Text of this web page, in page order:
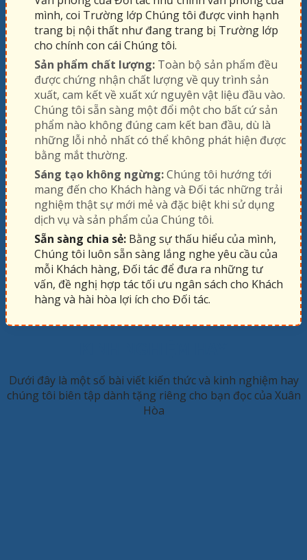
mình, coi Trường lớp Chúng tôi được vinh hạnh
trang bị nội thất như đang trang bị Trường lớp
cho chính con cái Chúng tôi.
Sản phẩm chất lượng: Toàn bộ sản phẩm đều
được chứng nhận chất lượng về quy trình sản
xuất, cam kết về xuất xứ nguyên vật liệu đầu vào.
Chúng tôi sẵn sàng một đổi một cho bất cứ sản
phẩm nào không đúng cam kết ban đầu, dù là
những lỗi nhỏ nhất có thể không phát hiện được
bằng mắt thường.
Sáng tạo không ngừng:Chúng tôi hướng tới
mang đến cho Khách hàng và Đối tác những trải
nghiệm thật sự mới mẻ và đặc biệt khi sử dụng
dịch vụ và sản phẩm của Chúng tôi.
Sẵn sàng chia sẻ: Bằng sự thấu hiểu của mình,
Chúng tôi luôn sẵn sàng lắng nghe yêu cầu của
mỗi Khách hàng, Đối tác để đưa ra những tư
vấn, đề nghị hợp tác tối ưu ngân sách cho Khách
hàng và hài hòa lợi ích cho Đối tác.
Dưới đây là một số bài viết kiến thức và kinh nghiệm hay
chúng tôi biên tập dành tặng riêng cho bạn đọc của Xuân
Hòa